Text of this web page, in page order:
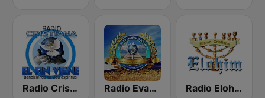
Radio Cristiana El Fin Viene Radio Evangélica Josué Radio Elohim